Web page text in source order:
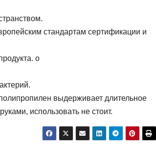
стандартам сертификации и
о
выдерживает длительное
использовать не стоит.